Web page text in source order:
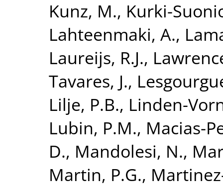
Kunz, M., Kurki-
Lahteenmaki, A.,
Laureijs, R.J.,
Tavares, J.,
Lilje, P.B., Linden-
Lubin, P.M., Macias-
D., Mandolesi, N.,
Martin, P.G.,